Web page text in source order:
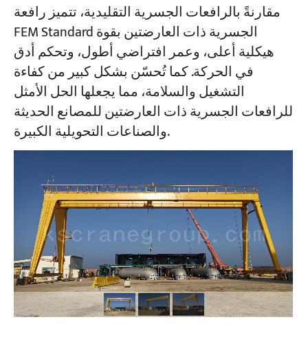
التطبيقات
معلومات عنا
اتصل بنا
مقارنةً بالرافعات الجسرية التقليدية، تتميز رافعة
FEM Standard الجسرية ذات العارضتين بقوة
هيكلية أعلى، وعمر افتراضي أطول، وتحكم أدق
في الحركة. كما تُحسّن بشكل كبير من كفاءة
التشغيل والسلامة، مما يجعلها الحل الأمثل
للرافعات الجسرية ذات العارضتين للمصانع الحديثة
والصناعات التحويلية الكبيرة.